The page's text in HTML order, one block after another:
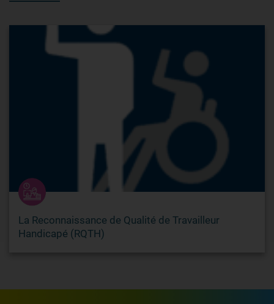
La Reconnaissance de Qualité de Travailleur
Handicapé (RQTH)